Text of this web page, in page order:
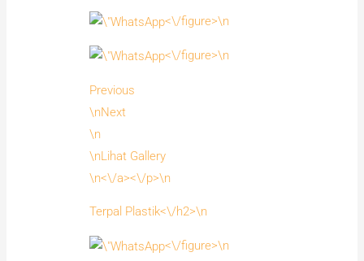
<\/figure>\n
<\/figure>\n
Previous
\nNext
\n
\nLihat Gallery
\n<\/a><\/p>\n
Terpal Plastik<\/h2>\n
<\/figure>\n